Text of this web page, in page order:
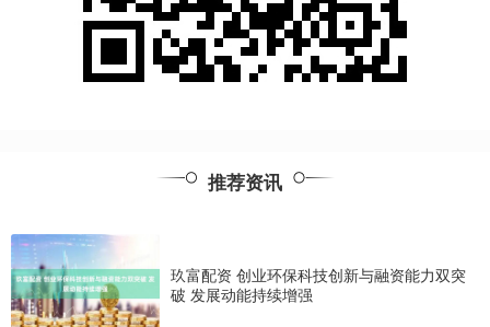
推荐资讯
玖富配资 创业环保科技创新与融资能力双突
破 发展动能持续增强